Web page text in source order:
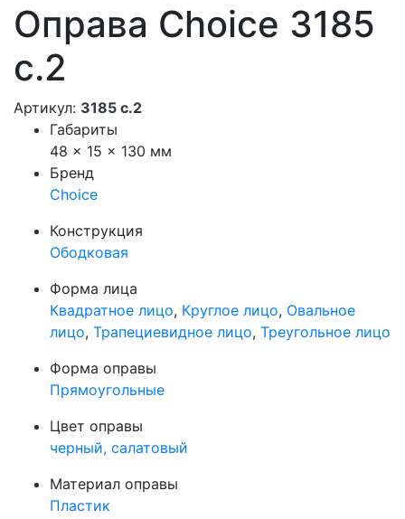
Оправа Choice 3185
с.2
Артикул: 3185 с.2
Габариты
48 × 15 × 130 мм
Бренд
Choice
Конструкция
Ободковая
Форма лица
Квадратное лицо, Круглое лицо, Овальное
лицо, Трапециевидное лицо, Треугольное лицо
Форма оправы
Прямоугольные
Цвет оправы
черный, салатовый
Материал оправы
Пластик